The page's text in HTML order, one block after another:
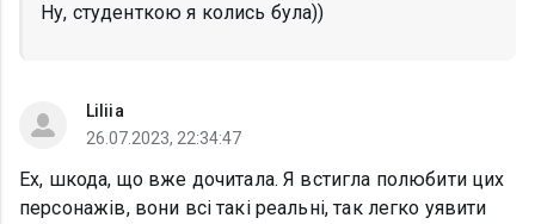
Ну, студенткою я колись була))
Liliia
26.07.2023, 22:34:47
Ех, шкода, що вже дочитала. Я встигла полюбити цих
персонажів, вони всі такі реальні, так легко уявити